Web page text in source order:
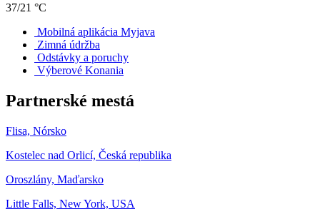
37/21 °C
Mobilná aplikácia Myjava
Zimná údržba
Odstávky a poruchy
Výberové Konania
Partnerské mestá
Flisa, Nórsko
Kostelec nad Orlicí, Česká republika
Oroszlány, Maďarsko
Little Falls, New York, USA